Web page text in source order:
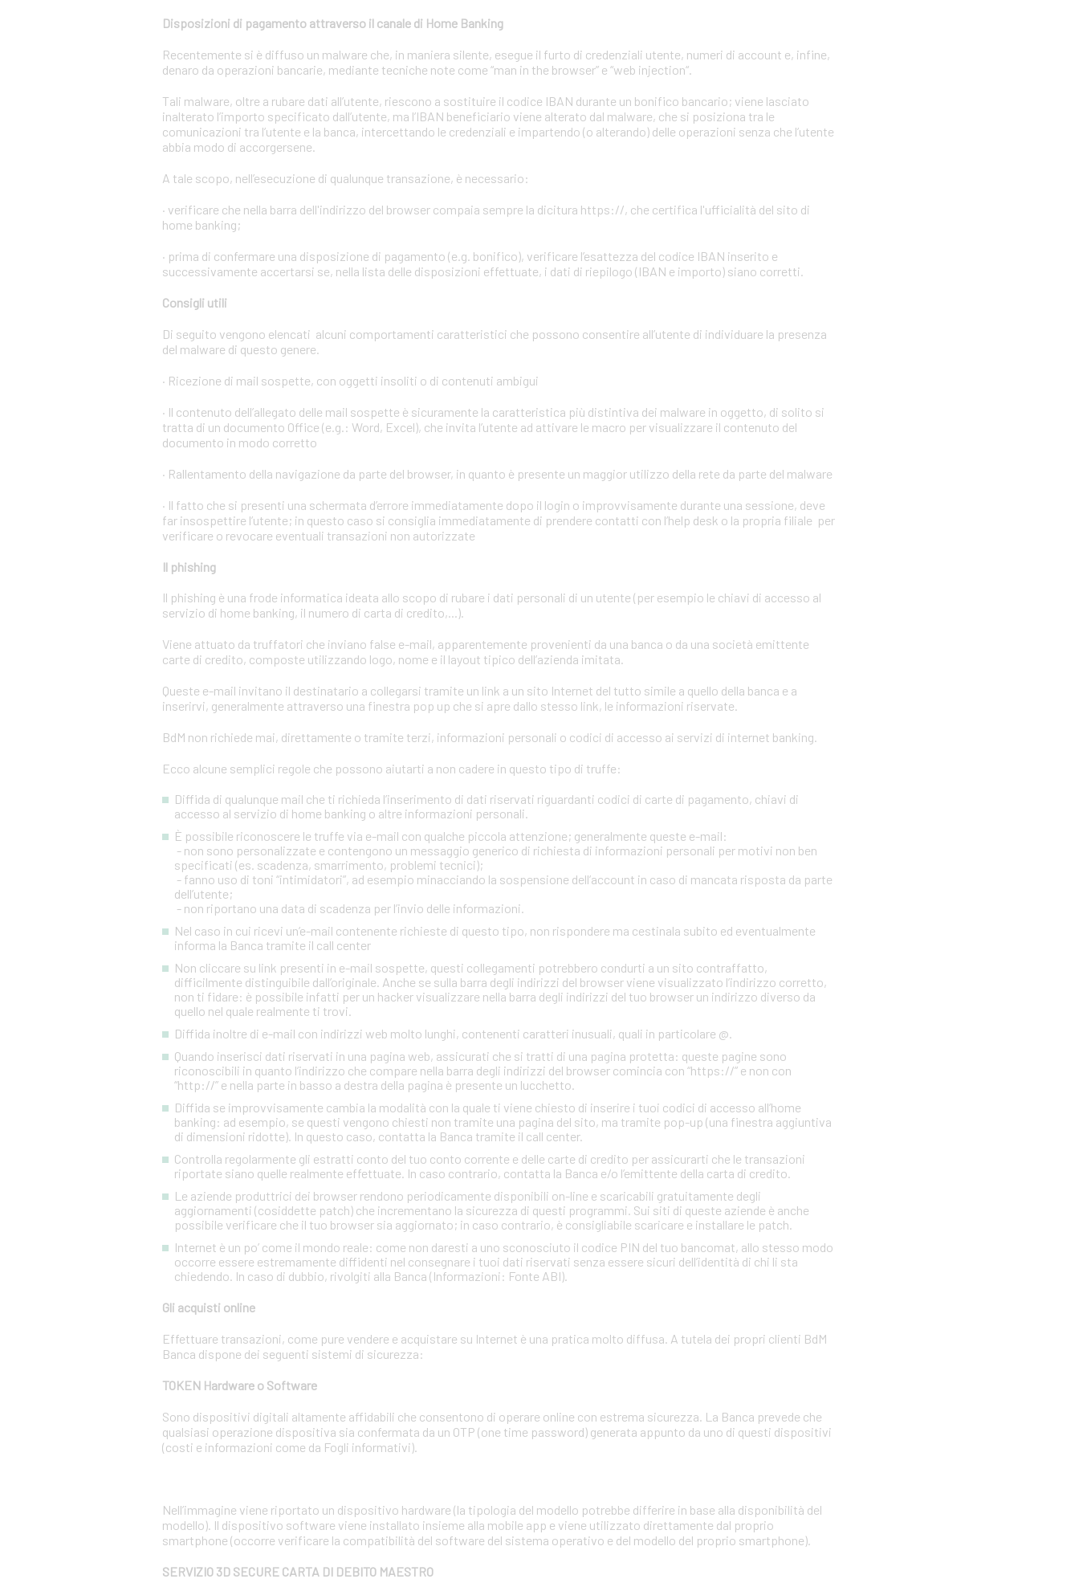
Disposizioni di pagamento attraverso il canale di Home Banking
Recentemente si è diffuso un malware che, in maniera silente, esegue il furto di credenziali utente, numeri di account e, infine,
denaro da operazioni bancarie, mediante tecniche note come “man in the browser” e “web injection“.
Tali malware, oltre a rubare dati all’utente, riescono a sostituire il codice IBAN durante un bonifico bancario; viene lasciato
inalterato l’importo specificato dall’utente, ma l’IBAN beneficiario viene alterato dal malware, che si posiziona tra le
comunicazioni tra l’utente e la banca, intercettando le credenziali e impartendo (o alterando) delle operazioni senza che l’utente
abbia modo di accorgersene.
A tale scopo, nell’esecuzione di qualunque transazione, è necessario:
· verificare che nella barra dell'indirizzo del browser compaia sempre la dicitura https://, che certifica l'ufficialità del sito di
home banking;
· prima di confermare una disposizione di pagamento (e.g. bonifico), verificare l’esattezza del codice IBAN inserito e
successivamente accertarsi se, nella lista delle disposizioni effettuate, i dati di riepilogo (IBAN e importo) siano corretti.
Consigli utili
Di seguito vengono elencati alcuni comportamenti caratteristici che possono consentire all’utente di individuare la presenza
del malware di questo genere.
· Ricezione di mail sospette, con oggetti insoliti o di contenuti ambigui
· Il contenuto dell’allegato delle mail sospette è sicuramente la caratteristica più distintiva dei malware in oggetto, di solito si
tratta di un documento Office (e.g.: Word, Excel), che invita l’utente ad attivare le macro per visualizzare il contenuto del
documento in modo corretto
· Rallentamento della navigazione da parte del browser, in quanto è presente un maggior utilizzo della rete da parte del malware
· Il fatto che si presenti una schermata d’errore immediatamente dopo il login o improvvisamente durante una sessione, deve
far insospettire l’utente; in questo caso si consiglia immediatamente di prendere contatti con l’help desk o la propria filiale per
verificare o revocare eventuali transazioni non autorizzate
Il phishing
Il phishing è una frode informatica ideata allo scopo di rubare i dati personali di un utente (per esempio le chiavi di accesso al
servizio di home banking, il numero di carta di credito,...).
Viene attuato da truffatori che inviano false e-mail, apparentemente provenienti da una banca o da una società emittente
carte di credito, composte utilizzando logo, nome e il layout tipico dell’azienda imitata.
Queste e-mail invitano il destinatario a collegarsi tramite un link a un sito Internet del tutto simile a quello della banca e a
inserirvi, generalmente attraverso una finestra pop up che si apre dallo stesso link, le informazioni riservate.
BdM non richiede mai, direttamente o tramite terzi, informazioni personali o codici di accesso ai servizi di internet banking.
Ecco alcune semplici regole che possono aiutarti a non cadere in questo tipo di truffe:
Diffida di qualunque mail che ti richieda l’inserimento di dati riservati riguardanti codici di carte di pagamento, chiavi di
accesso al servizio di home banking o altre informazioni personali.
È possibile riconoscere le truffe via e-mail con qualche piccola attenzione; generalmente queste e-mail:
- non sono personalizzate e contengono un messaggio generico di richiesta di informazioni personali per motivi non ben
specificati (es. scadenza, smarrimento, problemi tecnici);
- fanno uso di toni “intimidatori”, ad esempio minacciando la sospensione dell’account in caso di mancata risposta da parte
dell’utente;
- non riportano una data di scadenza per l’invio delle informazioni.
Nel caso in cui ricevi un’e-mail contenente richieste di questo tipo, non rispondere ma cestinala subito ed eventualmente
informa la Banca tramite il call center
Non cliccare su link presenti in e-mail sospette, questi collegamenti potrebbero condurti a un sito contraffatto,
difficilmente distinguibile dall’originale. Anche se sulla barra degli indirizzi del browser viene visualizzato l’indirizzo corretto,
non ti fidare: è possibile infatti per un hacker visualizzare nella barra degli indirizzi del tuo browser un indirizzo diverso da
quello nel quale realmente ti trovi.
Diffida inoltre di e-mail con indirizzi web molto lunghi, contenenti caratteri inusuali, quali in particolare @.
Quando inserisci dati riservati in una pagina web, assicurati che si tratti di una pagina protetta: queste pagine sono
riconoscibili in quanto l’indirizzo che compare nella barra degli indirizzi del browser comincia con “https://” e non con
“http://” e nella parte in basso a destra della pagina è presente un lucchetto.
Diffida se improvvisamente cambia la modalità con la quale ti viene chiesto di inserire i tuoi codici di accesso all’home
banking: ad esempio, se questi vengono chiesti non tramite una pagina del sito, ma tramite pop-up (una finestra aggiuntiva
di dimensioni ridotte). In questo caso, contatta la Banca tramite il call center.
Controlla regolarmente gli estratti conto del tuo conto corrente e delle carte di credito per assicurarti che le transazioni
riportate siano quelle realmente effettuate. In caso contrario, contatta la Banca e/o l’emittente della carta di credito.
Le aziende produttrici dei browser rendono periodicamente disponibili on-line e scaricabili gratuitamente degli
aggiornamenti (cosiddette patch) che incrementano la sicurezza di questi programmi. Sui siti di queste aziende è anche
possibile verificare che il tuo browser sia aggiornato; in caso contrario, è consigliabile scaricare e installare le patch.
Internet è un po’ come il mondo reale: come non daresti a uno sconosciuto il codice PIN del tuo bancomat, allo stesso modo
occorre essere estremamente diffidenti nel consegnare i tuoi dati riservati senza essere sicuri dell’identità di chi li sta
chiedendo. In caso di dubbio, rivolgiti alla Banca (Informazioni: Fonte ABI).
Gli acquisti online
Effettuare transazioni, come pure vendere e acquistare su Internet è una pratica molto diffusa. A tutela dei propri clienti BdM
Banca dispone dei seguenti sistemi di sicurezza:
TOKEN Hardware o Software
Sono dispositivi digitali altamente affidabili che consentono di operare online con estrema sicurezza. La Banca prevede che
qualsiasi operazione dispositiva sia confermata da un OTP (one time password) generata appunto da uno di questi dispositivi
(costi e informazioni come da Fogli informativi).
Nell’immagine viene riportato un dispositivo hardware (la tipologia del modello potrebbe differire in base alla disponibilità del
modello). Il dispositivo software viene installato insieme alla mobile app e viene utilizzato direttamente dal proprio
smartphone (occorre verificare la compatibilità del software del sistema operativo e del modello del proprio smartphone).
SERVIZIO 3D SECURE CARTA DI DEBITO MAESTRO